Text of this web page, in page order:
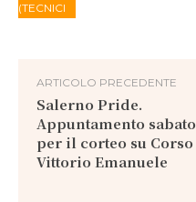
(TECNICI
ARTICOLO PRECEDENTE
Salerno Pride.
Appuntamento sabato
per il corteo su Corso
Vittorio Emanuele